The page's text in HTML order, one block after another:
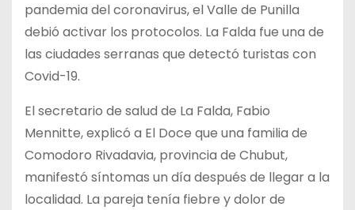
pandemia del coronavirus, el Valle de Punilla
debió activar los protocolos. La Falda fue una de
las ciudades serranas que detectó turistas con
Covid-19.
El secretario de salud de La Falda, Fabio
Mennitte, explicó a El Doce que una familia de
Comodoro Rivadavia, provincia de Chubut,
manifestó síntomas un día después de llegar a la
localidad. La pareja tenía fiebre y dolor de